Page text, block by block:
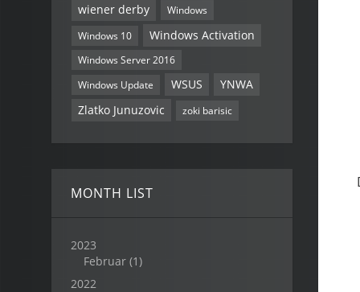
wiener derby
Windows
Windows 10
Windows Activation
Windows Server 2016
Windows Update
WSUS
YNWA
Zlatko Junuzovic
zoki barisic
MONTH LIST
2023
Februar (1)
2022